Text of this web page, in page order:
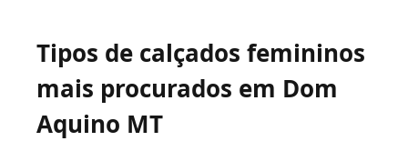
Tipos de calçados femininos
mais procurados em Dom
Aquino MT